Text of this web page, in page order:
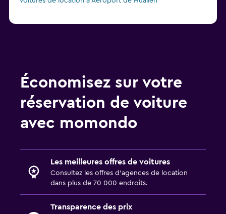
Économisez sur votre
réservation de voiture
avec momondo
Les meilleures offres de voitures
Consultez les offres d’agences de location
dans plus de 70 000 endroits.
Transparence des prix